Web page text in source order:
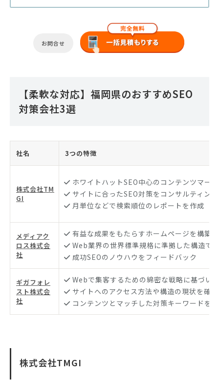
お問合せ
【柔軟な対応】福岡県のおすすめSEO
対策会社3選
社名 3つの特徴
株式会社TM
GI
ホワイトハットSEO中心のコンテンツマー
サイトに合ったSEO対策をコンサルティング
月単位などで検索順位のレポートを作成
メディアク
ロス株式会
社
有益な成果をもたらすホームページを構築
Web業界の世界標準規格に準拠した構造で
成功SEOのノウハウをフィードバック
ギガフォレ
スト株式会
社
Webで集客するための綿密な戦略に基づい
サイトへのアクセス方法や構造の現状を確認
コンテンツとマッチした対策キーワードを
株式会社TMGI